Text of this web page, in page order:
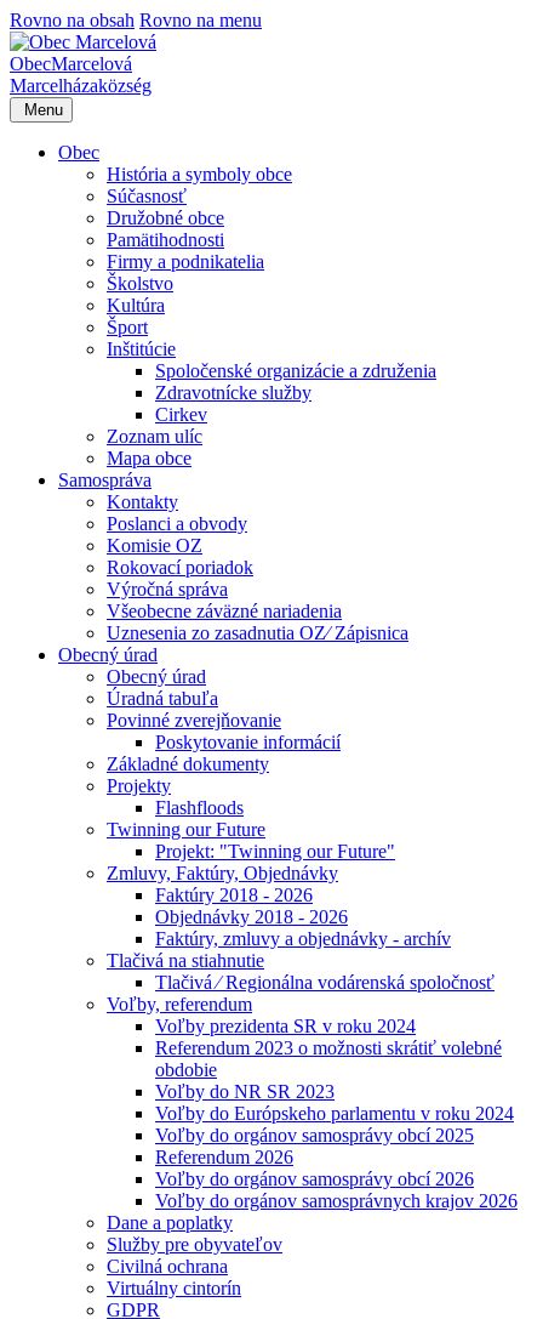
Rovno na obsah Rovno na menu
ObecMarcelová
Marcelházaközség
Menu
Obec
História a symboly obce
Súčasnosť
Družobné obce
Pamätihodnosti
Firmy a podnikatelia
Školstvo
Kultúra
Šport
Inštitúcie
Spoločenské organizácie a združenia
Zdravotnícke služby
Cirkev
Zoznam ulíc
Mapa obce
Samospráva
Kontakty
Poslanci a obvody
Komisie OZ
Rokovací poriadok
Výročná správa
Všeobecne záväzné nariadenia
Uznesenia zo zasadnutia OZ⁄ Zápisnica
Obecný úrad
Obecný úrad
Úradná tabuľa
Povinné zverejňovanie
Poskytovanie informácií
Základné dokumenty
Projekty
Flashfloods
Twinning our Future
Projekt: "Twinning our Future"
Zmluvy, Faktúry, Objednávky
Faktúry 2018 - 2026
Objednávky 2018 - 2026
Faktúry, zmluvy a objednávky - archív
Tlačivá na stiahnutie
Tlačivá ⁄ Regionálna vodárenská spoločnosť
Voľby, referendum
Voľby prezidenta SR v roku 2024
Referendum 2023 o možnosti skrátiť volebné
obdobie
Voľby do NR SR 2023
Voľby do Európskeho parlamentu v roku 2024
Voľby do orgánov samosprávy obcí 2025
Referendum 2026
Voľby do orgánov samosprávy obcí 2026
Voľby do orgánov samosprávnych krajov 2026
Dane a poplatky
Služby pre obyvateľov
Civilná ochrana
Virtuálny cintorín
GDPR